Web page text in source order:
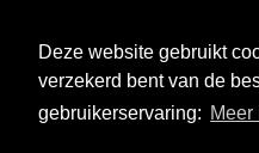
Deze website gebruikt
verzekerd bent van de
gebruikerservaring: Meer